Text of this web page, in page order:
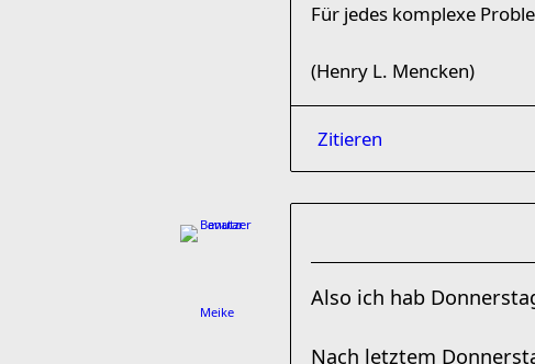
Für jedes komplexe
(Henry L. Mencken)
Zitieren
Meike
Also ich hab
Nach letztem